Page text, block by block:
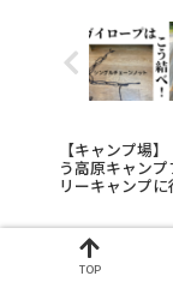
【キャンプ場
う高原キャン
リーキャンプに
TOP